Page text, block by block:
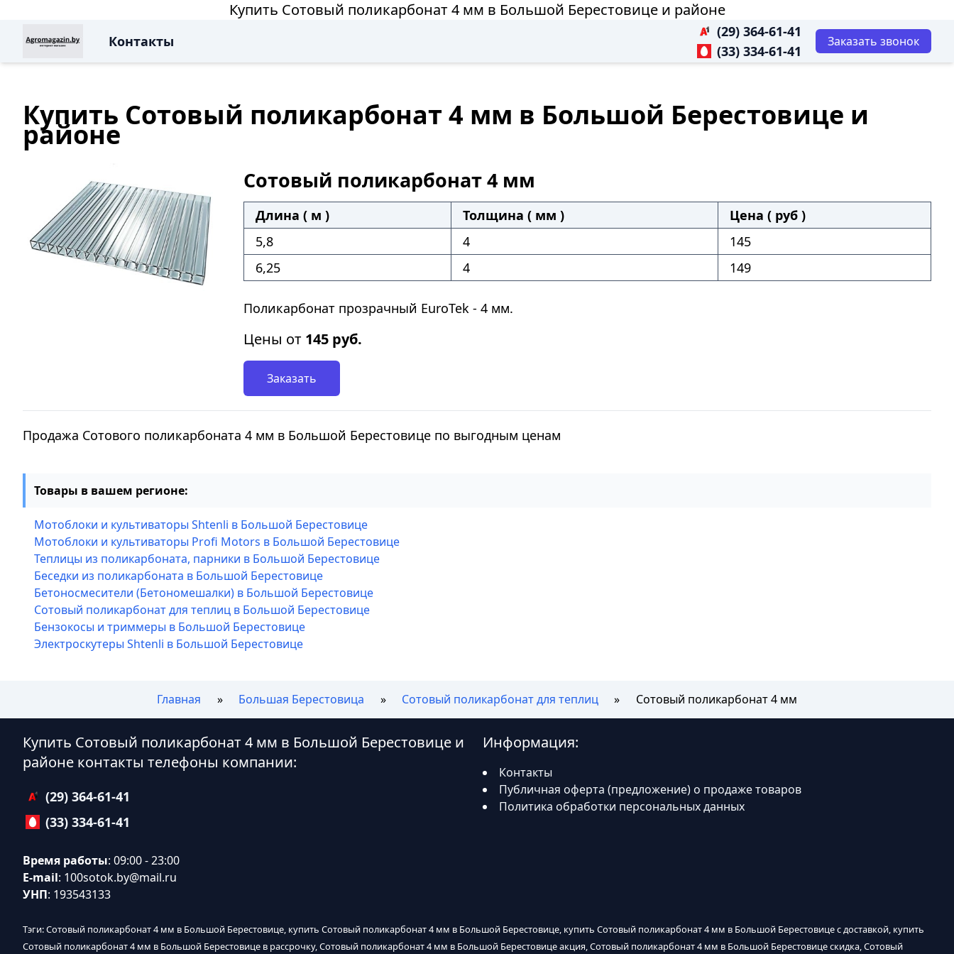
Купить Сотовый поликарбонат 4 мм в Большой Берестовице и районе
Контакты
(29) 364-61-41
(33) 334-61-41
Заказать звонок
Купить Сотовый поликарбонат 4 мм в Большой Берестовице и
районе
Сотовый поликарбонат 4 мм
Длина ( м ) Толщина ( мм )
Цена ( руб )
5,8
4
145
6,25
4 149
Поликарбонат прозрачный EuroTek - 4 мм.
Цены от 145 руб.
Заказать
Продажа Сотового поликарбоната 4 мм в Большой Берестовице по выгодным ценам
Товары в вашем регионе:
Мотоблоки и культиваторы Shtenli в Большой Берестовице
Мотоблоки и культиваторы Profi Motors в Большой Берестовице
Теплицы из поликарбоната, парники в Большой Берестовице
Беседки из поликарбоната в Большой Берестовице
Бетоносмесители (Бетономешалки) в Большой Берестовице
Сотовый поликарбонат для теплиц в Большой Берестовице
Бензокосы и триммеры в Большой Берестовице
Электроскутеры Shtenli в Большой Берестовице
Главная Большая Берестовица Сотовый поликарбонат для теплиц Сотовый поликарбонат 4 мм
Купить Сотовый поликарбонат 4 мм в Большой Берестовице и
районе контакты телефоны компании:
(29) 364-61-41
(33) 334-61-41
Время работы: 09:00 - 23:00
E-mail: 100sotok.by@mail.ru
УНП: 193543133
Информация:
Контакты
Публичная оферта (предложение) о продаже товаров
Политика обработки персональных данных
Тэги: Сотовый поликарбонат 4 мм в Большой Берестовице, купить Сотовый поликарбонат 4 мм в Большой Берестовице, купить Сотовый поликарбонат 4 мм в Большой Берестовице с доставкой, купить
Сотовый поликарбонат 4 мм в Большой Берестовице в рассрочку, Сотовый поликарбонат 4 мм в Большой Берестовице акция, Сотовый поликарбонат 4 мм в Большой Берестовице скидка, Сотовый